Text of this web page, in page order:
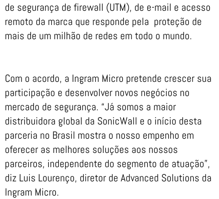
de segurança de firewall (UTM), de e-mail e acesso
remoto da marca que responde pela proteção de
mais de um milhão de redes em todo o mundo.
Com o acordo, a Ingram Micro pretende crescer sua
participação e desenvolver novos negócios no
mercado de segurança. “Já somos a maior
distribuidora global da SonicWall e o início desta
parceria no Brasil mostra o nosso empenho em
oferecer as melhores soluções aos nossos
parceiros, independente do segmento de atuação”,
diz Luis Lourenço, diretor de Advanced Solutions da
Ingram Micro.